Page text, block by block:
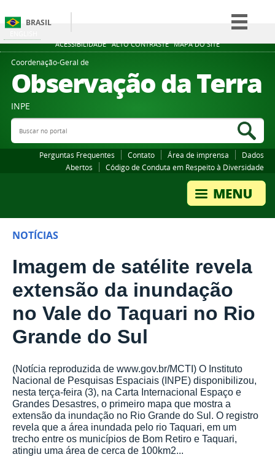
ACESSIBILIDADE ALTO CONTRASTE MAPA DO SITE
BRASIL
Simplifique!
Participe
Legislação
Coordenação-Geral de
Observação da Terra
INPE
Buscar no portal
Perguntas Frequentes Contato Área de imprensa
Dados
Abertos
Código de Conduta em Respeito à Diversidade
NOTÍCIAS
Imagem de satélite revela
extensão da inundação
no Vale do Taquari no Rio
Grande do Sul
(Notícia reproduzida de www.gov.br/MCTI) O Instituto
Nacional de Pesquisas Espaciais (INPE) disponibilizou,
nesta terça-feira (3), na Carta Internacional Espaço e
Grandes Desastres, o primeiro mapa que mostra a
extensão da inundação no Rio Grande do Sul. O registro
revela que a área inundada pelo rio Taquari, em um
trecho entre os municípios de Bom Retiro e Taquari,
atingiu uma área de cerca de 100km2...